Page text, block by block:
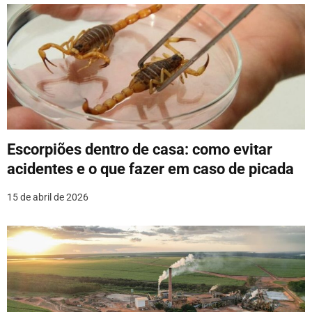
Escorpiões dentro de casa: como evitar
acidentes e o que fazer em caso de picada
15 de abril de 2026